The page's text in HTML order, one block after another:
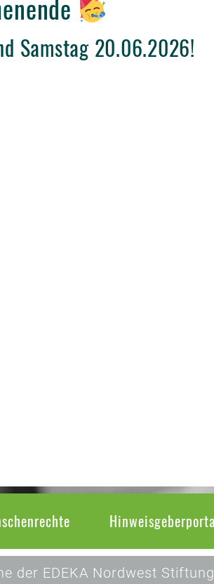
Samstag 20.06.2026!
der EDEKA Nordwest